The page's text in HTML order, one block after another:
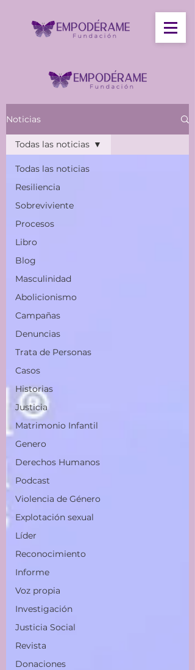
Noticias
Todas las noticias
Resiliencia
Sobreviviente
Procesos
Libro
Blog
Masculinidad
Abolicionismo
Campañas
Denuncias
Trata de Personas
Casos
Historias
Justicia
Matrimonio Infantil
Genero
Derechos Humanos
Podcast
Violencia de Género
Explotación sexual
Líder
Reconocimiento
Informe
Voz propia
Investigación
Justicia Social
Revista
Donaciones
Todas las noticias